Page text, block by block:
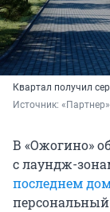
Квартал получил
Источник: «Партнер»
В «Ожогино»
с лаундж-
последнем